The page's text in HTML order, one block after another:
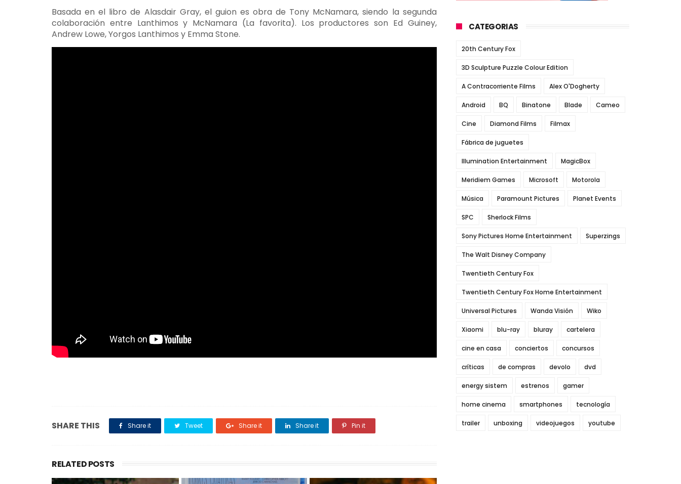
Basada en el libro de Alasdair Gray, el guion es obra de Tony McNamara, siendo la segunda
colaboración entre Lanthimos y McNamara (La favorita). Los productores son Ed Guiney,
Andrew Lowe, Yorgos Lanthimos y Emma Stone.
SHARE THIS Share it Tweet Share it Share it Pin it
RELATED POSTS
CATEGORIAS
20th Century Fox
3D Sculpture Puzzle Colour Edition
A Contracorriente Films Alex O'Dogherty
Android BQ Binatone Blade Cameo
Cine Diamond Films Filmax
Fábrica de juguetes
Illumination Entertainment MagicBox
Meridiem Games Microsoft Motorola
Música Paramount Pictures Planet Events
SPC Sherlock Films
Sony Pictures Home Entertainment Superzings
The Walt Disney Company
Twentieth Century Fox
Twentieth Century Fox Home Entertainment
Universal Pictures Wanda Visión Wiko
Xiaomi blu-ray bluray cartelera
cine en casa conciertos concursos
críticas de compras devolo dvd
energy sistem estrenos gamer
home cinema smartphones tecnología
trailer unboxing videojuegos youtube